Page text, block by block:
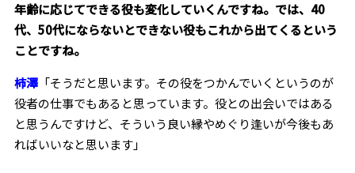
――年齢に応じてできる役も変化していくんですね。では、40
代、50代にならないとできない役もこれから出てくるという
ことですね。
柿澤「そうだと思います。その役をつかんでいくというのが
役者の仕事でもあると思っています。役との出会いではある
と思うんですけど、そういう良い縁やめぐり逢いが今後もあ
ればいいなと思います」